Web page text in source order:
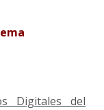
Digitales del